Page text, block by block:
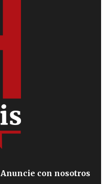
Anuncie con nosotros